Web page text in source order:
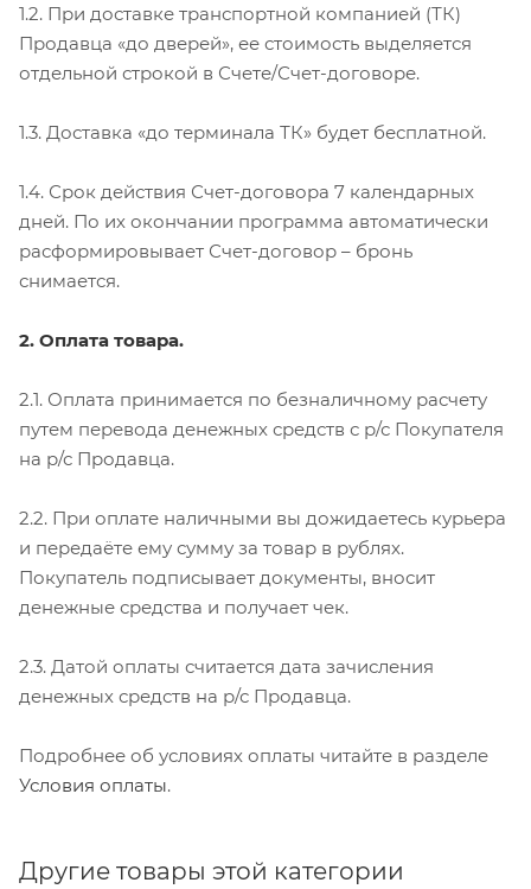
1.2. При доставке транспортной компанией (ТК)
Продавца «до дверей», ее стоимость выделяется
отдельной строкой в Счете/Счет-договоре.
1.3. Доставка «до терминала ТК» будет бесплатной.
1.4. Срок действия Счет-договора 7 календарных
дней. По их окончании программа автоматически
расформировывает Счет-договор – бронь
снимается.
2. Оплата товара.
2.1. Оплата принимается по безналичному расчету
путем перевода денежных средств с р/с Покупателя
на р/с Продавца.
2.2. При оплате наличными вы дожидаетесь курьера
и передаёте ему сумму за товар в рублях.
Покупатель подписывает документы, вносит
денежные средства и получает чек.
2.3. Датой оплаты считается дата зачисления
денежных средств на р/с Продавца.
Подробнее об условиях оплаты читайте в разделе
Условия оплаты.
Другие товары этой категории